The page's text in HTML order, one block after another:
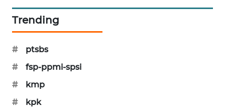
Trending
#
ptsbs
#
fsp-ppmi-spsi
#
kmp
#
kpk
LKKI